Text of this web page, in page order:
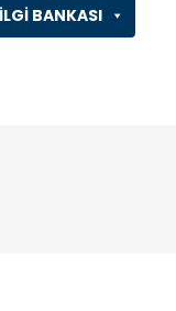
BANKASI